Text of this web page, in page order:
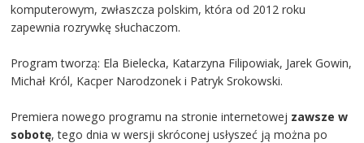
komputerowym, zwłaszcza polskim, która od 2012 roku
zapewnia rozrywkę słuchaczom.
Program tworzą: Ela Bielecka, Katarzyna Filipowiak, Jarek Gowin,
Michał Król, Kacper Narodzonek i Patryk Srokowski.
Premiera nowego programu na stronie internetowej zawsze w
sobotę, tego dnia w wersji skróconej usłyszeć ją można po